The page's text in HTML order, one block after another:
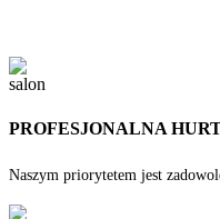
PROFESJONALNA
Naszym priorytetem jest